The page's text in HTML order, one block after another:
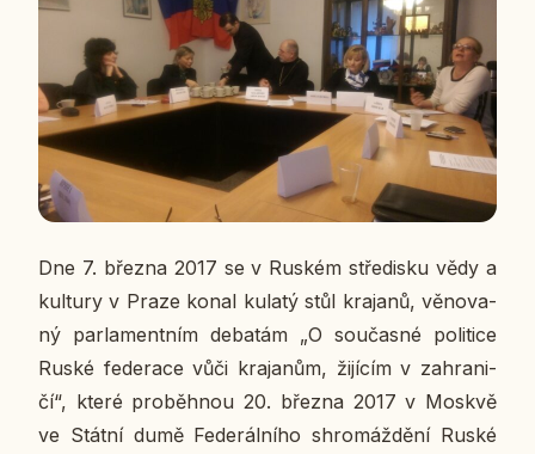
Dne 7. března 2017 se v Ruském stře­dis­ku vědy a
kul­tu­ry v Praze konal kulatý stůl kra­ja­nů, vě­no­va­
ný par­la­ment­ním de­ba­tám „O sou­čas­né po­li­ti­ce
Ruské fe­de­ra­ce vůči kra­ja­nům, ži­jí­cím v za­hra­ni­
čí“, které pro­běh­nou 20. března 2017 v Moskvě
ve Státní dumě Fe­de­rál­ní­ho shro­máž­dě­ní Ruské